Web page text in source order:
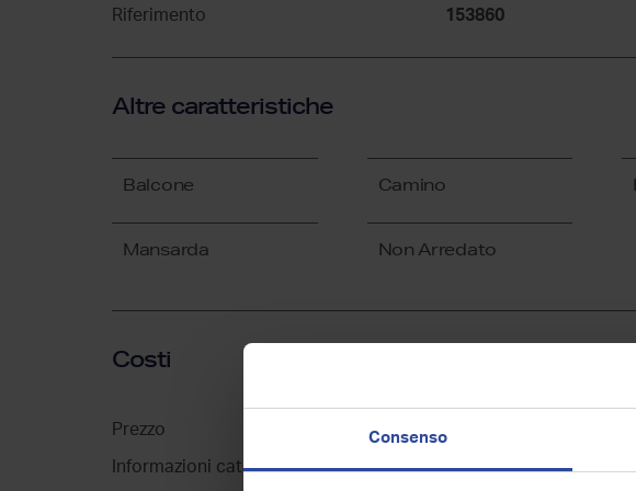
Consenso
Riferimento 153860
Altre caratteristiche
Balcone Camino
Mansarda Non Arredato
Costi
Prezzo
Informazioni catastali A/2, rendita € 116